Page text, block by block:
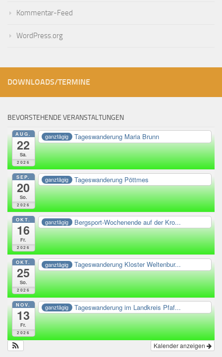
Kommentar-Feed
WordPress.org
DOWNLOADS/TERMINE
BEVORSTEHENDE VERANSTALTUNGEN
AUG.
22
Sa.
2026
ganztägig Tageswanderung Maria Brunn
SEP.
20
So.
2026
ganztägig Tageswanderung Pöttmes
OKT.
16
Fr.
2026
ganztägig Bergsport-Wochenende auf der Kro...
OKT.
25
So.
2026
ganztägig Tageswanderung Kloster Weltenbur...
NOV.
13
Fr.
2026
ganztägig Tageswanderung im Landkreis Pfaf...
Kalender anzeigen